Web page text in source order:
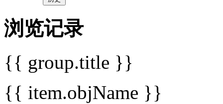
浏览记录
{{ group.title }}
{{ item.objName }}